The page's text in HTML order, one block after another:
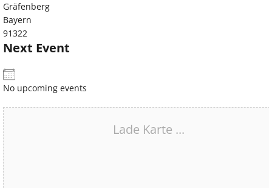
Gräfenberg
Bayern
91322
Next Event
No upcoming events
Lade Karte ...